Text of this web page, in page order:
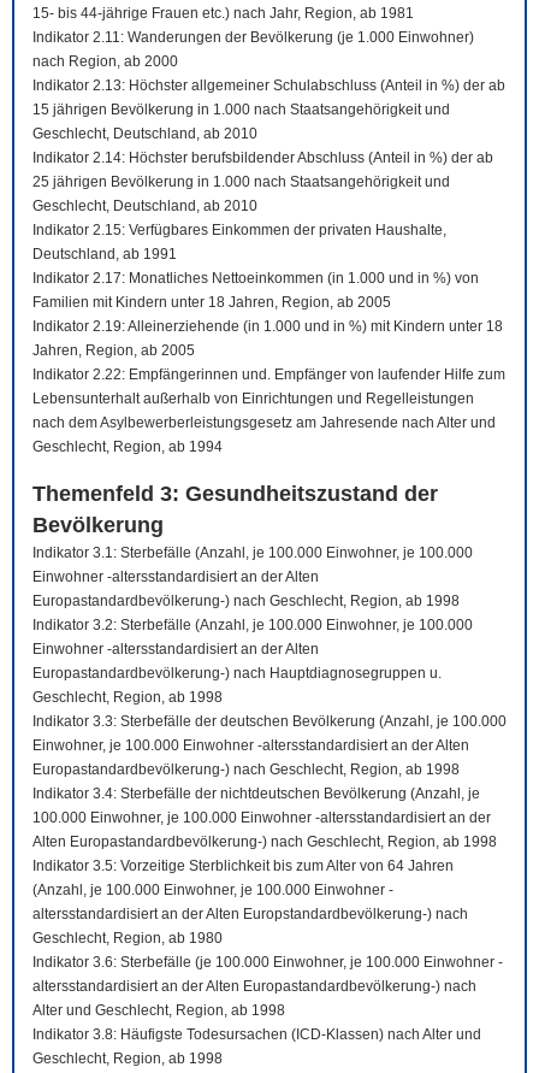
15- bis 44-jährige Frauen etc.) nach Jahr, Region, ab 1981
Indikator 2.11: Wanderungen der Bevölkerung (je 1.000 Einwohner)
nach Region, ab 2000
Indikator 2.13: Höchster allgemeiner Schulabschluss (Anteil in %) der ab
15 jährigen Bevölkerung in 1.000 nach Staatsangehörigkeit und
Geschlecht, Deutschland, ab 2010
Indikator 2.14: Höchster berufsbildender Abschluss (Anteil in %) der ab
25 jährigen Bevölkerung in 1.000 nach Staatsangehörigkeit und
Geschlecht, Deutschland, ab 2010
Indikator 2.15: Verfügbares Einkommen der privaten Haushalte,
Deutschland, ab 1991
Indikator 2.17: Monatliches Nettoeinkommen (in 1.000 und in %) von
Familien mit Kindern unter 18 Jahren, Region, ab 2005
Indikator 2.19: Alleinerziehende (in 1.000 und in %) mit Kindern unter 18
Jahren, Region, ab 2005
Indikator 2.22: Empfängerinnen und. Empfänger von laufender Hilfe zum
Lebensunterhalt außerhalb von Einrichtungen und Regelleistungen
nach dem Asylbewerberleistungsgesetz am Jahresende nach Alter und
Geschlecht, Region, ab 1994
Themenfeld 3: Gesundheitszustand der
Bevölkerung
Indikator 3.1: Sterbefälle (Anzahl, je 100.000 Einwohner, je 100.000
Einwohner -altersstandardisiert an der Alten
Europastandardbevölkerung-) nach Geschlecht, Region, ab 1998
Indikator 3.2: Sterbefälle (Anzahl, je 100.000 Einwohner, je 100.000
Einwohner -altersstandardisiert an der Alten
Europastandardbevölkerung-) nach Hauptdiagnosegruppen u.
Geschlecht, Region, ab 1998
Indikator 3.3: Sterbefälle der deutschen Bevölkerung (Anzahl, je 100.000
Einwohner, je 100.000 Einwohner -altersstandardisiert an der Alten
Europastandardbevölkerung-) nach Geschlecht, Region, ab 1998
Indikator 3.4: Sterbefälle der nichtdeutschen Bevölkerung (Anzahl, je
100.000 Einwohner, je 100.000 Einwohner -altersstandardisiert an der
Alten Europastandardbevölkerung-) nach Geschlecht, Region, ab 1998
Indikator 3.5: Vorzeitige Sterblichkeit bis zum Alter von 64 Jahren
(Anzahl, je 100.000 Einwohner, je 100.000 Einwohner -
altersstandardisiert an der Alten Europstandardbevölkerung-) nach
Geschlecht, Region, ab 1980
Indikator 3.6: Sterbefälle (je 100.000 Einwohner, je 100.000 Einwohner -
altersstandardisiert an der Alten Europastandardbevölkerung-) nach
Alter und Geschlecht, Region, ab 1998
Indikator 3.8: Häufigste Todesursachen (ICD-Klassen) nach Alter und
Geschlecht, Region, ab 1998